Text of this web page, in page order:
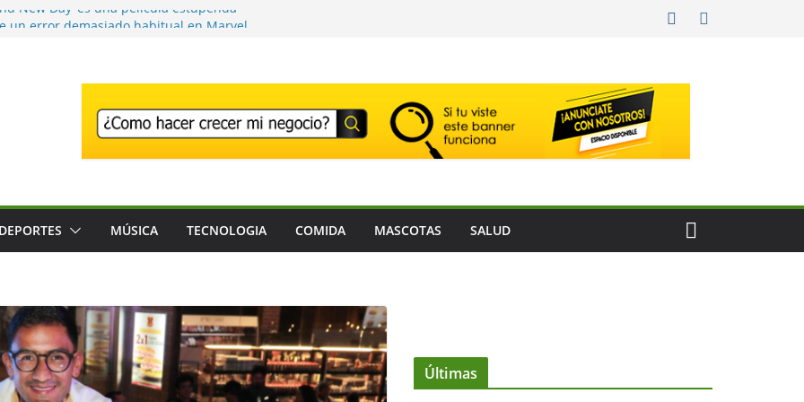
New Day’ es una película estupenda
a Franco Baresi, en un funeral
el Festival que transforma los
experiencia musical irrepetible: Corona
DEPORTES MÚSICA TECNOLOGIA COMIDA MASCOTAS SALUD
Últimas